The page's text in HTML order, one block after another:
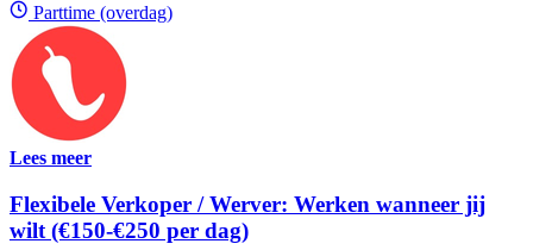
Parttime (overdag)
Lees meer
Flexibele Verkoper / Werver: Werken wanneer jij
wilt (€150-€250 per dag)